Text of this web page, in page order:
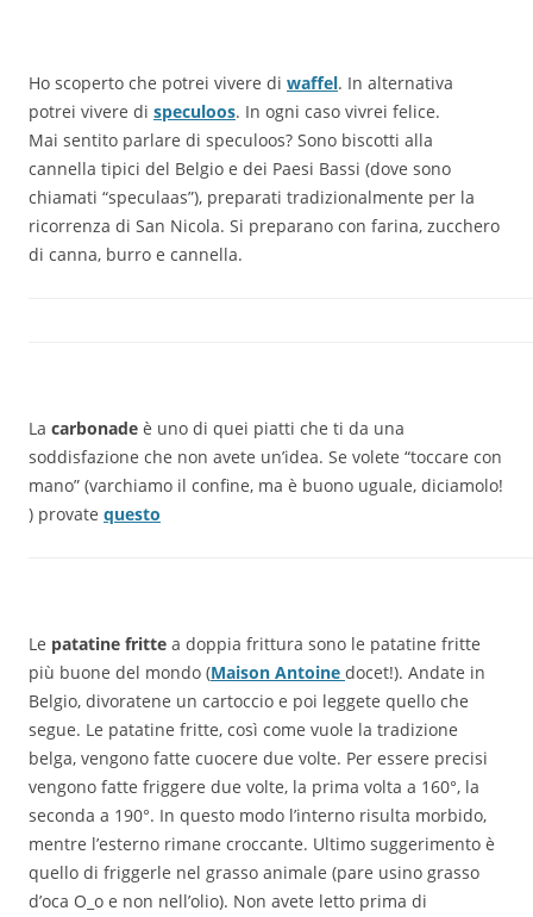
Ho scoperto che potrei vivere di waffel. In alternativa
potrei vivere di speculoos. In ogni caso vivrei felice.
Mai sentito parlare di speculoos? Sono biscotti alla
cannella tipici del Belgio e dei Paesi Bassi (dove sono
chiamati “speculaas”), preparati tradizionalmente per la
ricorrenza di San Nicola. Si preparano con farina, zucchero
di canna, burro e cannella.
La carbonade è uno di quei piatti che ti da una
soddisfazione che non avete un’idea. Se volete “toccare con
mano” (varchiamo il confine, ma è buono uguale, diciamolo!
) provate questo
Le patatine fritte a doppia frittura sono le patatine fritte
più buone del mondo (Maison Antoine docet!). Andate in
Belgio, divoratene un cartoccio e poi leggete quello che
segue. Le patatine fritte, così come vuole la tradizione
belga, vengono fatte cuocere due volte. Per essere precisi
vengono fatte friggere due volte, la prima volta a 160°, la
seconda a 190°. In questo modo l’interno risulta morbido,
mentre l’esterno rimane croccante. Ultimo suggerimento è
quello di friggerle nel grasso animale (pare usino grasso
d’oca O_o e non nell’olio). Non avete letto prima di